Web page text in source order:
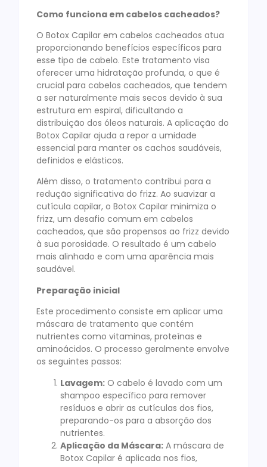
Como funciona em cabelos cacheados?
O Botox Capilar em cabelos cacheados atua
proporcionando benefícios específicos para
esse tipo de cabelo. Este tratamento visa
oferecer uma hidratação profunda, o que é
crucial para cabelos cacheados, que tendem
a ser naturalmente mais secos devido à sua
estrutura em espiral, dificultando a
distribuição dos óleos naturais. A aplicação do
Botox Capilar ajuda a repor a umidade
essencial para manter os cachos saudáveis,
definidos e elásticos.
Além disso, o tratamento contribui para a
redução significativa do frizz. Ao suavizar a
cutícula capilar, o Botox Capilar minimiza o
frizz, um desafio comum em cabelos
cacheados, que são propensos ao frizz devido
à sua porosidade. O resultado é um cabelo
mais alinhado e com uma aparência mais
saudável.
Preparação inicial
Este procedimento consiste em aplicar uma
máscara de tratamento que contém
nutrientes como vitaminas, proteínas e
aminoácidos. O processo geralmente envolve
os seguintes passos:
Lavagem: O cabelo é lavado com um
shampoo específico para remover
resíduos e abrir as cutículas dos fios,
preparando-os para a absorção dos
nutrientes.
Aplicação da Máscara: A máscara de
Botox Capilar é aplicada nos fios,